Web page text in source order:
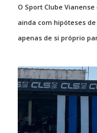
O Sport Clube
ainda com hipóteses
apenas de si próprio